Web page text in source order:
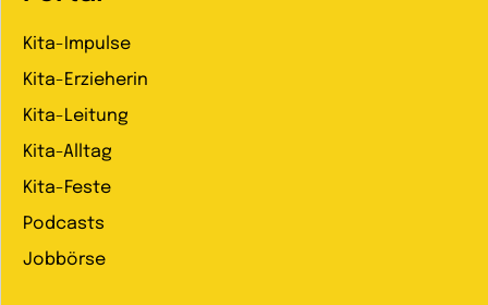
Kita-Impulse
Kita-Erzieherin
Kita-Leitung
Kita-Alltag
Kita-Feste
Podcasts
Jobbörse